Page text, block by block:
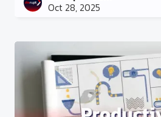
Oct 28, 2025